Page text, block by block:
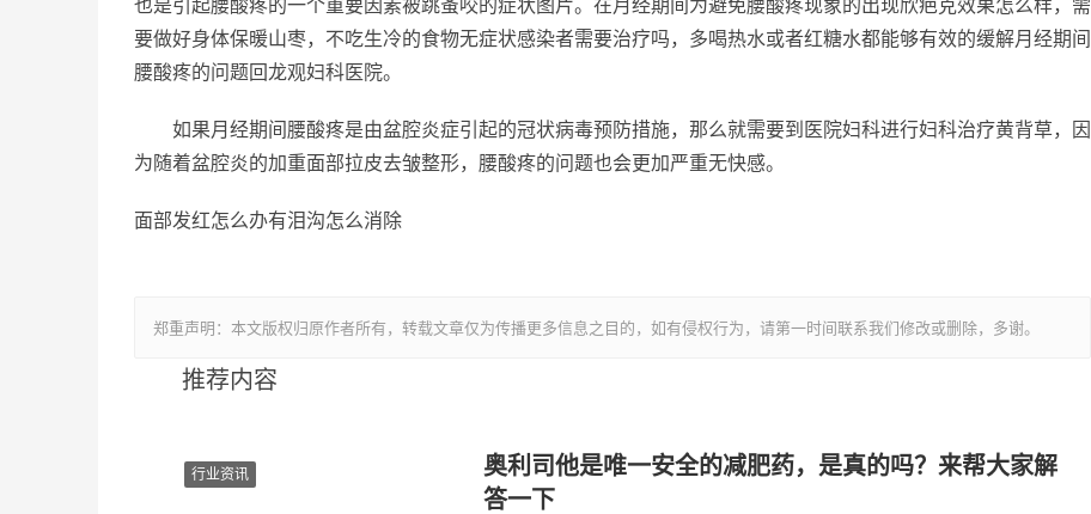
也是引起腰酸疼的一个重要因素被跳蚤咬的症状图片。在月经期间为避免腰酸疼现象的出现欣疤克效果怎么样，需
要做好身体保暖山枣，不吃生冷的食物无症状感染者需要治疗吗，多喝热水或者红糖水都能够有效的缓解月经期间
腰酸疼的问题回龙观妇科医院。
如果月经期间腰酸疼是由盆腔炎症引起的冠状病毒预防措施，那么就需要到医院妇科进行妇科治疗黄背草，因
为随着盆腔炎的加重面部拉皮去皱整形，腰酸疼的问题也会更加严重无快感。
面部发红怎么办有泪沟怎么消除
郑重声明：本文版权归原作者所有，转载文章仅为传播更多信息之目的，如有侵权行为，请第一时间联系我们修改或删除，多谢。
推荐内容
行业资讯
奥利司他是唯一安全的减肥药，是真的吗？来帮大家解
答一下